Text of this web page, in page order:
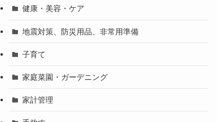
健康・美容・ケア
地震対策、防災用品、非常用準備
子育て
家庭菜園・ガーデニング
家計管理